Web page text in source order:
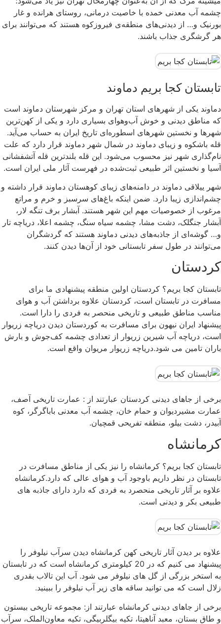
چشمه آب معدنی خمده با خاصیت درمانی، روستای هرانده و غار
بورنیک و… از دیدنی‌های منطقه‌ی فیروزکوه هستند که می‌توانند برای
هر گرشگری جذاب باشند.
تابستان کجا بریم دماوند
دماوند یکی از شهرهای استان تهران و مرکز شهرستان دماوند است
که مناطق دیدنی و خوش آب‌وهوای بسیاری دارد و یکی از کهن‌ترین
شهرها و نخستین شهرهای اسطوره‌ای تاریخ ایران به حساب می‌آید.
قله باشکوه و زیبای دماوند در شمال شهر دماوند قرار دارد که علت
نام‌گذاری شهر نیز محسوب می‌شود. این قله بلندترین قله آتشفشانی
آسیا و نخستین اثر طبیعی ثبت‌شده در فهرست آثار ملی ایران است.
شهر‌ ییلاقی دماوند در دامنه‌های زيبای كوهستان دماوند قرار داشته و
چشم‌اندازی زیبا دارد. ضمن اینکه باغ‌های سرسبز و خرم و مراتع
مرغوب از خصوصیات مهم این شهر هستند. آبشار برف تنگه لار،
آبشار جنگلک، دشت مشا، چشمه سیاه سنگ، چشمه اعلا، دریاچه تار
و… گوشه‌ای از جاذبه‌های دیدنی دماوند هستند که گردشگران
می‌توانند در طول سفر تابستانی خود از آن‌ها دیدن کنند.
کردستان
تابستان کجا بریم؟ کردستان اولین منطقه پیشنهادی ما برای
مسافرت در تابستان است، کردستان علاوه برداشتن آب و هوای
مناسب مناطق طبیعی و تاریخی منحصر به فردی را دارا است.
پیشنهاد ایران نیهون برای مسافرت به کوردستان دیدن دریاچه زریوار
است، دریاچه آب شیرین زریوار از تعدادی چشمه کف‌جوش و بارش
باران تامین می شود.دریاچه زریوار مریوان واقع است.
برخی از جاهای دیدنی کردستان عبارتند از : عمارت تاریخی آصف،
عمارت مشیردیوان و حمام خان، چشمه آب معدنی باباگرگر، کوه
آبیدر، دشت بیلو، منطقه تفریحی قمچیان.
کرمانشاه
تابستان کجا بریم؟ کرمانشاه را نیز یکی از مناطق مسافرت در
تابستان در نظر داریم باوجود آب و هوای عالی که دارد.کرمانشاه
علاوه بر آثار تاریخی منحصرد به فردی که دارد دارای جاذبه های
طبیعی بکر و دیدنی است.
علاوه بر دیدن آثار تاریخی کهن کرمانشاه دیدن سرآب نیلوفر را
پیشنهاد می کنیم که در 20 کیلومتری کرمانشاه است که در تابستان
به استخر بزرگی از گل های نیلوفر می شود. آب این تالاب بقدری
زلال است که می توانید ساقه های زیر آب نیلوفر را ببینید.
برخی از جاهای دیدنی کرمانشاه عبارتند از: مجموعه تاریخی بیستون
و طاق‌ بستان، معبد آناهیتا، تکیه بیگلربیگی، تکیه معاون‌الملک، سرآب